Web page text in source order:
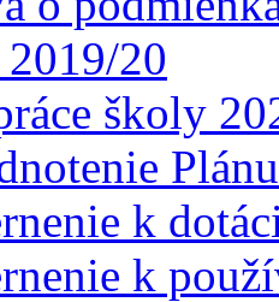
20
školy
k
k